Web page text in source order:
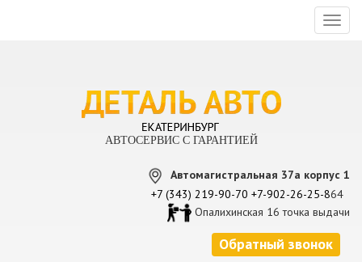
АВТОСЕРВИС С ГАРАНТИЕЙ
Автомагистральная 37а корпус 1
+7 (343) 219-90-70 +7-902-26-25-864
Опалихинская 16 точка выдачи
Обратный звонок